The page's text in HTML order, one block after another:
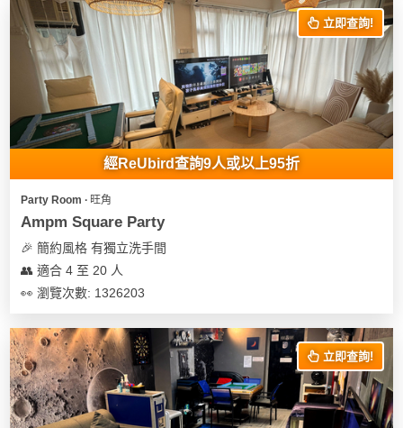
立即查詢!
經ReUbird查詢9人或以上95折
Party Room ∙ 旺角
Ampm Square Party
🎉 簡約風格 有獨立洗手間
👥 適合 4 至 20 人
👀 瀏覽次數: 1326203
立即查詢!